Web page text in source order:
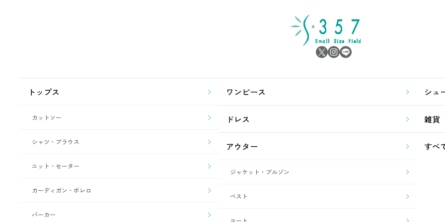
トップス
カットソー
シャツ・ブラウス
ニット・セーター
カーディガン・ボレロ
パーカー
ワンピース
ドレス
アウター
ジャケット・ブルゾン
ベスト
コート
シュ
雑貨
すべ